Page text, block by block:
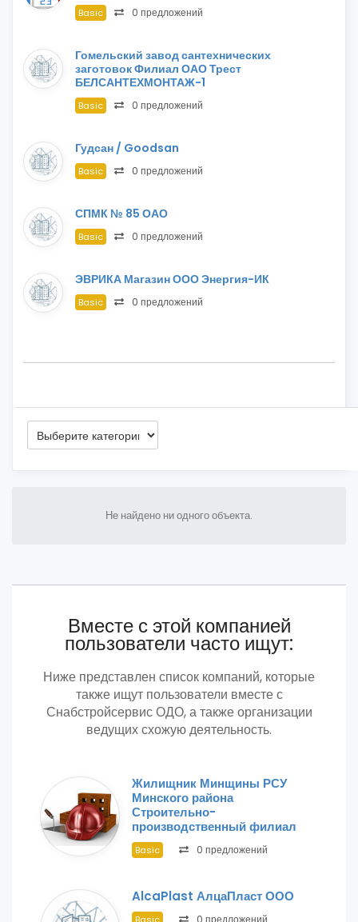
Basic 0 предложений
Гомельский завод сантехнических
заготовок Филиал ОАО Трест
БЕЛСАНТЕХМОНТАЖ-1
Basic 0 предложений
Гудсан / Goodsan
Basic 0 предложений
СПМК № 85 ОАО
Basic 0 предложений
ЭВРИКА Магазин ООО Энергия-ИК
Basic 0 предложений
Не найдено ни одного объекта.
Вместе с этой компанией
пользователи часто ищут:
Ниже представлен список компаний, которые
также ищут пользователи вместе с
Снабстройсервис ОДО, а также организации
ведущих схожую деятельность.
Жилищник Минщины РСУ
Минского района
Строительно-
производственный филиал
Basic 0 предложений
AlcaPlast АлцаПласт ООО
0 предложений